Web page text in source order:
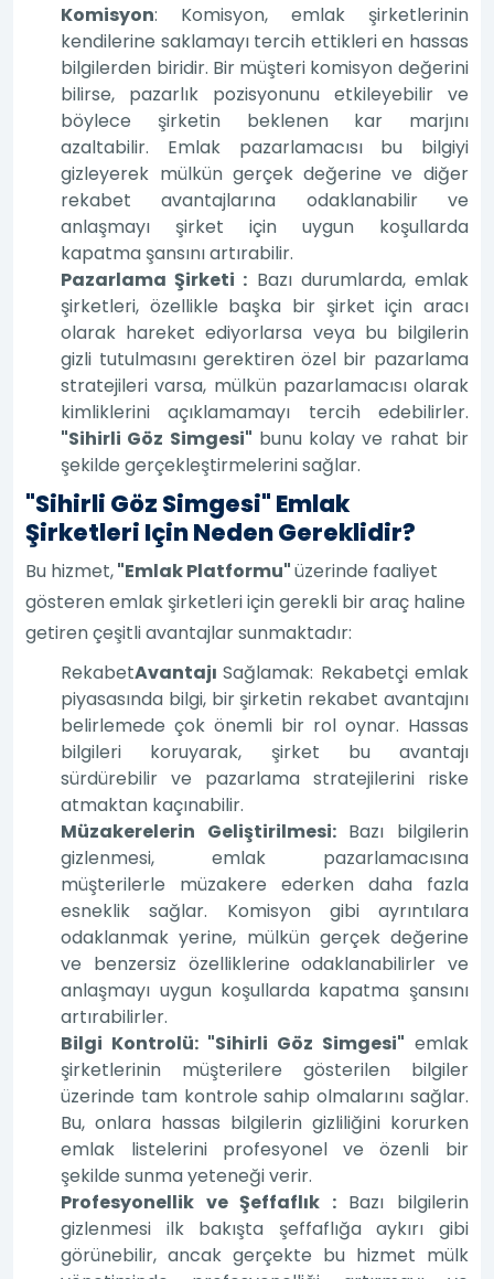
Komisyon: Komisyon, emlak şirketlerinin
kendilerine saklamayı tercih ettikleri en hassas
bilgilerden biridir. Bir müşteri komisyon değerini
bilirse, pazarlık pozisyonunu etkileyebilir ve
böylece şirketin beklenen kar marjını
azaltabilir. Emlak pazarlamacısı bu bilgiyi
gizleyerek mülkün gerçek değerine ve diğer
rekabet avantajlarına odaklanabilir ve
anlaşmayı şirket için uygun koşullarda
kapatma şansını artırabilir.
Pazarlama Şirketi : Bazı durumlarda, emlak
şirketleri, özellikle başka bir şirket için aracı
olarak hareket ediyorlarsa veya bu bilgilerin
gizli tutulmasını gerektiren özel bir pazarlama
stratejileri varsa, mülkün pazarlamacısı olarak
kimliklerini açıklamamayı tercih edebilirler.
"Sihirli Göz Simgesi" bunu kolay ve rahat bir
şekilde gerçekleştirmelerini sağlar.
"Sihirli Göz Simgesi" Emlak
Şirketleri Için Neden Gereklidir?
Bu hizmet,"Emlak Platformu"üzerinde faaliyet
gösteren emlak şirketleri için gerekli bir araç haline
getiren çeşitli avantajlar sunmaktadır:
RekabetAvantajıSağlamak: Rekabetçi emlak
piyasasında bilgi, bir şirketin rekabet avantajını
belirlemede çok önemli bir rol oynar. Hassas
bilgileri koruyarak, şirket bu avantajı
sürdürebilir ve pazarlama stratejilerini riske
atmaktan kaçınabilir.
Müzakerelerin Geliştirilmesi:Bazı bilgilerin
gizlenmesi, emlak pazarlamacısına
müşterilerle müzakere ederken daha fazla
esneklik sağlar. Komisyon gibi ayrıntılara
odaklanmak yerine, mülkün gerçek değerine
ve benzersiz özelliklerine odaklanabilirler ve
anlaşmayı uygun koşullarda kapatma şansını
artırabilirler.
Bilgi Kontrolü: "Sihirli Göz Simgesi" emlak
şirketlerinin müşterilere gösterilen bilgiler
üzerinde tam kontrole sahip olmalarını sağlar.
Bu, onlara hassas bilgilerin gizliliğini korurken
emlak listelerini profesyonel ve özenli bir
şekilde sunma yeteneği verir.
Profesyonellik ve Şeffaflık :Bazı bilgilerin
gizlenmesi ilk bakışta şeffaflığa aykırı gibi
görünebilir, ancak gerçekte bu hizmet mülk